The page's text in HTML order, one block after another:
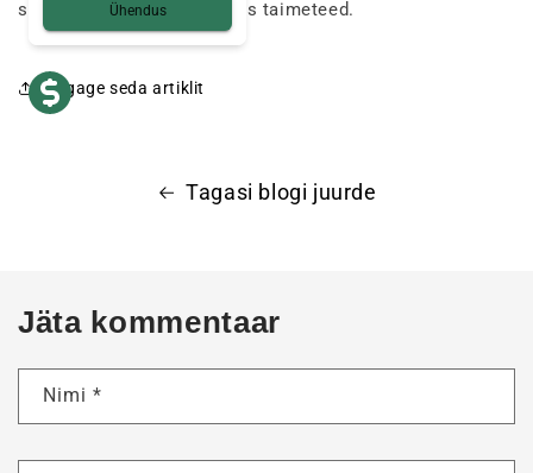
sobivamaid tooteid, näiteks taimeteed.
Jagage seda artiklit
Tagasi blogi juurde
Jäta kommentaar
Nimi *
Ühendus